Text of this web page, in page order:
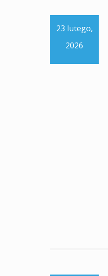
23 lutego,
2026